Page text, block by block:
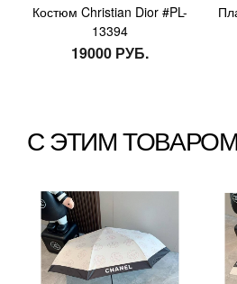
Костюм Christian Dior #PL-
13394
19000 РУБ.
С ЭТИМ